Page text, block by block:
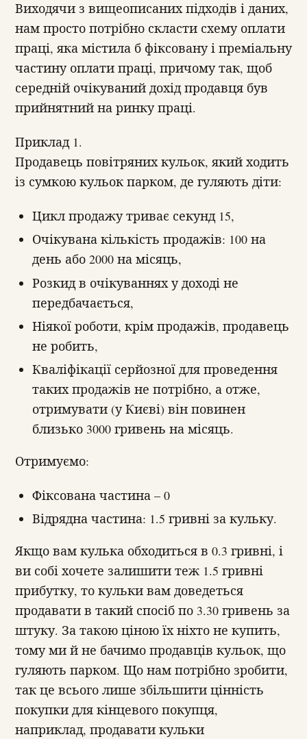
Виходячи з вищеописаних підходів і даних,
нам просто потрібно скласти схему оплати
праці, яка містила б фіксовану і преміальну
частину оплати праці, причому так, щоб
середній очікуваний дохід продавця був
прийнятний на ринку праці.
Приклад 1.
Продавець повітряних кульок, який ходить
із сумкою кульок парком, де гуляють діти:
Цикл продажу триває секунд 15,
Очікувана кількість продажів: 100 на
день або 2000 на місяць,
Розкид в очікуваннях у доході не
передбачається,
Ніякої роботи, крім продажів, продавець
не робить,
Кваліфікації серйозної для проведення
таких продажів не потрібно, а отже,
отримувати (у Києві) він повинен
близько 3000 гривень на місяць.
Отримуємо:
Фіксована частина – 0
Відрядна частина: 1.5 гривні за кульку.
Якщо вам кулька обходиться в 0.3 гривні, і
ви собі хочете залишити теж 1.5 гривні
прибутку, то кульки вам доведеться
продавати в такий спосіб по 3.30 гривень за
штуку. За такою ціною їх ніхто не купить,
тому ми й не бачимо продавців кульок, що
гуляють парком. Що нам потрібно зробити,
так це всього лише збільшити цінність
покупки для кінцевого покупця,
наприклад, продавати кульки